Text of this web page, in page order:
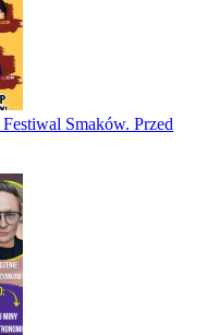
Smaków. Przed